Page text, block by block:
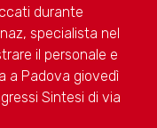
durante
specialista nel
il personale e
a Padova giovedì
Sintesi di via